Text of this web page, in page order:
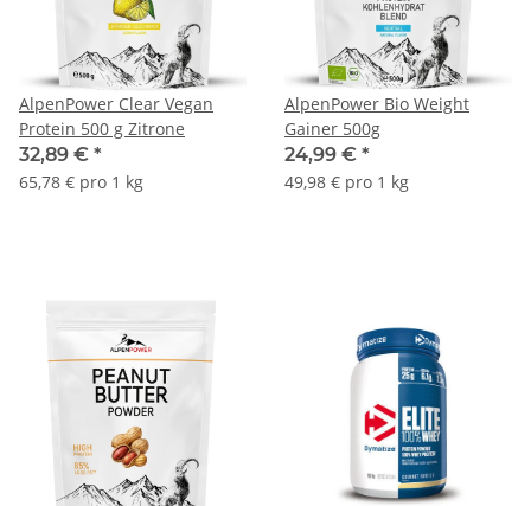
AlpenPower Clear Vegan
Protein 500 g Zitrone
32,89 € *
65,78 € pro 1 kg
AlpenPower Bio Weight
Gainer 500g
24,99 € *
49,98 € pro 1 kg